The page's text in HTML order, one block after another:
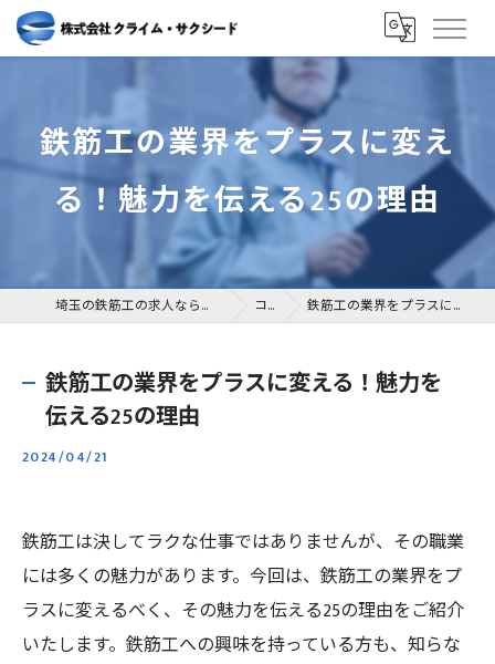
鉄筋工の業界をプラスに変え
る！魅力を伝える25の理由
埼玉の鉄筋工の求人なら株式会社クライム・サクシード コラム 鉄筋工の業界をプラスに変える！魅力を伝える25の理由
鉄筋工の業界をプラスに変える！魅力を
伝える25の理由
2024/04/21
鉄筋工は決してラクな仕事ではありませんが、その職業
には多くの魅力があります。今回は、鉄筋工の業界をプ
ラスに変えるべく、その魅力を伝える25の理由をご紹介
いたします。鉄筋工への興味を持っている方も、知らな